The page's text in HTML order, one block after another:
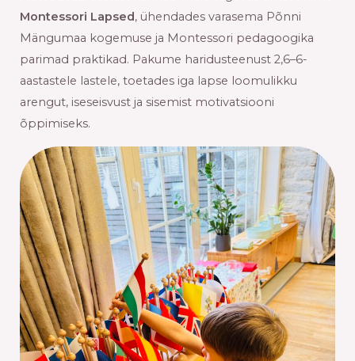
Montessori Lapsed, ühendades varasema Põnni
Mängumaa kogemuse ja Montessori pedagoogika
parimad praktikad. Pakume haridusteenust 2,6–6-
aastastele lastele, toetades iga lapse loomulikku
arengut, iseseisvust ja sisemist motivatsiooni
õppimiseks.